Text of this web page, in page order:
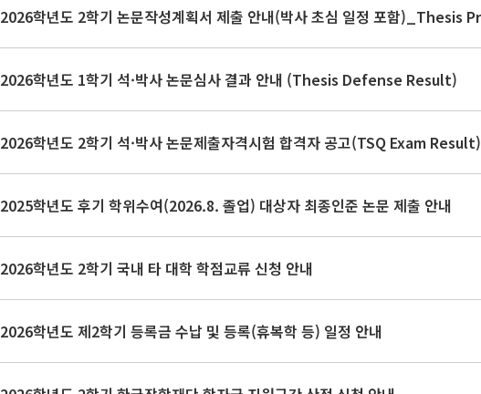
2026학년도 1학기 석·박사 논문심사 결과 안내 (Thesis Defense Result)
2026학년도 2학기 석·박사 논문제출자격시험 합격자 공고(TSQ Exam Result)
2025학년도 후기 학위수여(2026.8. 졸업) 대상자 최종인준 논문 제출 안내
2026학년도 2학기 국내 타 대학 학점교류 신청 안내
2026학년도 제2학기 등록금 수납 및 등록(휴복학 등) 일정 안내